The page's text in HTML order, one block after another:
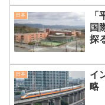
日本
国
探
日本
イ
略